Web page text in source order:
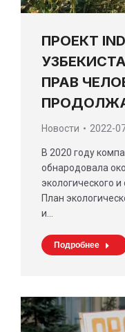
ПРОЕКТ
ПРАВ
Новости 2022-
В 2020 году
обнародовала
экологического
План
и…
Подробнее